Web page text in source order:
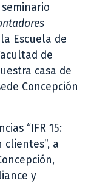
Escuela de
de
casa de
Concepción
“IFR 15:
clientes”, a
y